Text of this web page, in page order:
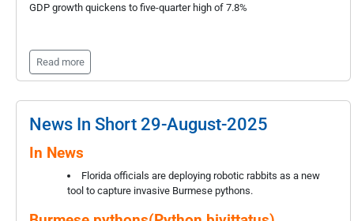
GDP growth quickens to five-quarter high of 7.8%
Read more
News In Short 29-August-2025
In News
Florida officials are deploying robotic rabbits as a new
tool to capture invasive Burmese pythons.